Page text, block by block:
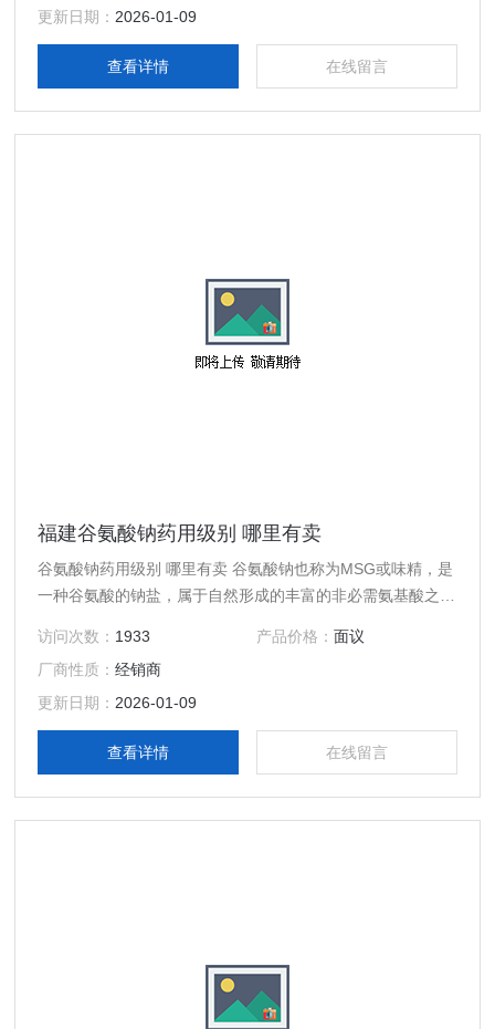
更新日期： 2026-01-09
查看详情 在线留言
福建谷氨酸钠药用级别 哪里有卖
谷氨酸钠药用级别 哪里有卖 谷氨酸钠也称为MSG或味精，是
一种谷氨酸的钠盐，属于自然形成的丰富的非必需氨基酸之一
缩写：MS 化学式 ：C5H8NNaO4
访问次数： 1933 产品价格： 面议
厂商性质：经销商
更新日期： 2026-01-09
查看详情 在线留言